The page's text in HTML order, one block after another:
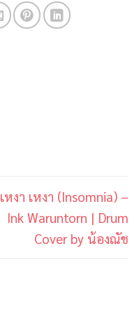
เหงา เหงา (Insomnia) –
Ink Waruntorn | Drum
Cover by น้องณัช